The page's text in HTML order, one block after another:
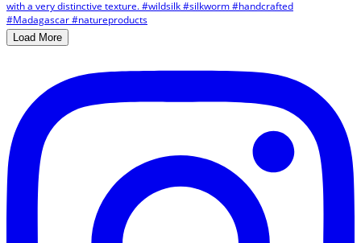
Load More